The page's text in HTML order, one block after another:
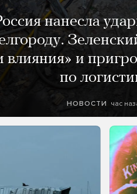
нанесла
влияния» и
по
НОВОСТИ час